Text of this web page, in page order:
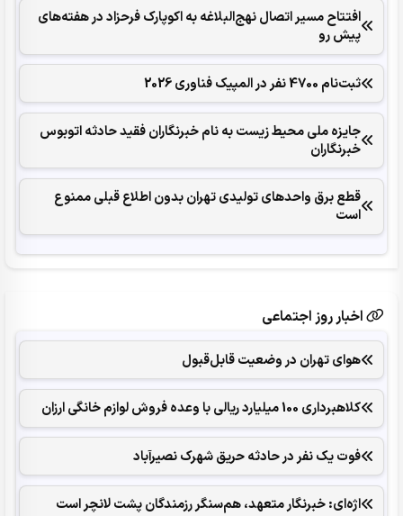
افتتاح مسیر اتصال نهج‌البلاغه به اکوپارک فرحزاد در هفته‌های
پیش رو
ثبت‌نام 4700 نفر در المپیک فناوری 2026
جایزه ملی محیط زیست به نام خبرنگاران فقید حادثه اتوبوس
خبرنگاران
قطع برق واحدهای تولیدی تهران بدون اطلاع قبلی ممنوع
است
اخبار روز اجتماعی
هوای تهران در وضعیت قابل‌قبول
کلاهبرداری 100 میلیارد ریالی با وعده فروش لوازم خانگی ارزان
فوت یک نفر در حادثه حریق شهرک نصیرآباد
اژه‌ای: خبرنگار متعهد، هم‌سنگر رزمندگان پشت لانچر است